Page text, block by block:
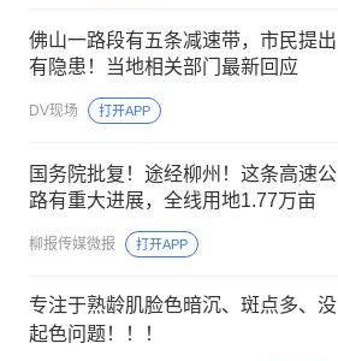
佛山一路段有五条减速带，市民提出
有隐患！当地相关部门最新回应
DV现场 打开APP
国务院批复！途经柳州！这条高速公
路有重大进展，全线用地1.77万亩
柳报传媒微报 打开APP
专注于熟龄肌脸色暗沉、斑点多、没
起色问题！！！